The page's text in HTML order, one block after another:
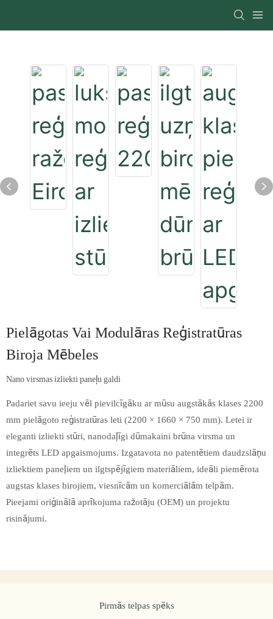
Pielāgotas Vai Modulāras Reģistratūras
Biroja Mēbeles
Nano virsmas izliekti paneļu galdi
Padariet savu ieeju vēl pievilcīgāku ar mūsu augstākās klases 2200
mm pielāgoto reģistratūras leti (2200 × 1660 × 750 mm). Letei ir
eleganti izliekti stūri, nanodaļīgi dūmakaini brūna virsma un
integrēts LED apgaismojums. Izgatavota no patentētiem daudzslāņu
izliektiem paneļiem un ilgtspējīgiem materiāliem, ideāli piemērota
augstas klases birojiem, viesnīcām un komerciālām telpām.
Pieejami oriģinālā aprīkojuma ražotāju (OEM) un projektu
risinājumi.
Pirmās telpas spēks